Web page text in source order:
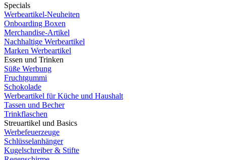
Specials
Werbeartikel-Neuheiten
Onboarding Boxen
Merchandise-Artikel
Nachhaltige Werbeartikel
Marken Werbeartikel
Essen und Trinken
Süße Werbung
Fruchtgummi
Schokolade
Werbeartikel für Küche und Haushalt
Tassen und Becher
Trinkflaschen
Streuartikel und Basics
Werbefeuerzeuge
Schlüsselanhänger
Kugelschreiber & Stifte